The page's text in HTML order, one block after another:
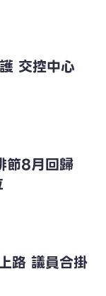
交控中心
節8月回歸
路 議員合掛